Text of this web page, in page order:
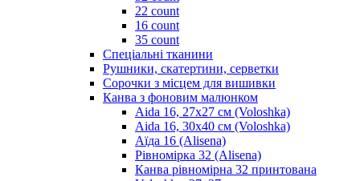
22 count
16 count
35 count
Спеціальні тканини
Рушники, скатертини, серветки
Сорочки з місцем для вишивки
Канва з фоновим малюнком
Aida 16, 27х27 см (Voloshka)
Aida 16, 30х40 см (Voloshka)
Аїда 16 (Alisena)
Рівномірка 32 (Alisena)
Канва рівномірна 32 принтована